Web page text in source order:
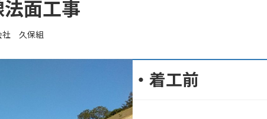
面工事
社 久保組
・着工前